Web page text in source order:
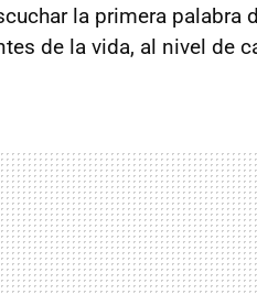
la primera
de la vida, al nivel de